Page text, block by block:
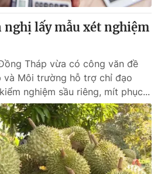
Infographic
Shorts video
VTV Thể thao
lấy mẫu xét nghiệm
Tháp vừa có công văn đề
và Môi trường hỗ trợ chỉ đạo
nghiệm sầu riêng, mít phục...